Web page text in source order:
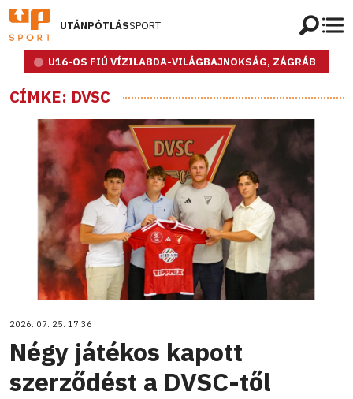
UTÁNPÓTLÁSSPORT
U16-OS FIÚ VÍZILABDA-VILÁGBAJNOKSÁG, ZÁGRÁB
CÍMKE: DVSC
2026. 07. 25. 17:36
Négy játékos kapott
szerződést a DVSC-től